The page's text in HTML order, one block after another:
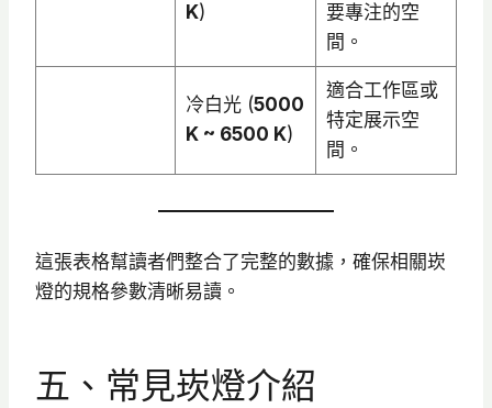
K)
要專注的空
間。
冷白光 (5000
K ~ 6500 K)
適合工作區或
特定展示空
間。
這張表格幫讀者們整合了完整的數據，確保相關崁
燈的規格參數清晰易讀。
五、常見崁燈介紹